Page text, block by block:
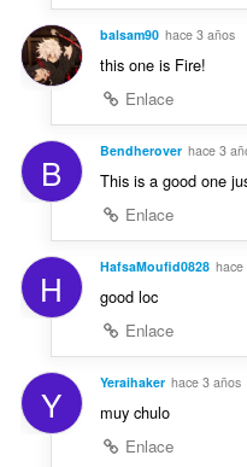
balsam90 hace 3 años
this one is Fire!
Enlace
B Bendherover hace 3
This is a good one
Enlace
H HafsaMoufid0828 hace
good loc
Enlace
Y Yeraihaker hace 3 años
muy chulo
Enlace